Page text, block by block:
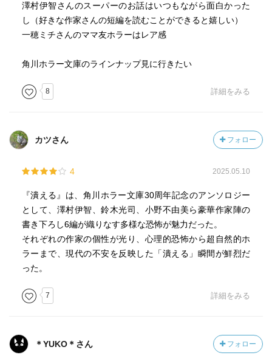
澤村伊智さんのスーパーのお話はいつもながら面白かった
し（好きな作家さんの短編を読むことができると嬉しい）
一穂ミチさんのママ友ホラーはレア感
角川ホラー文庫のラインナップ見に行きたい
8 詳細をみる
カツさん フォロー
4 2025.05.10
『潰える』は、角川ホラー文庫30周年記念のアンソロジー
として、澤村伊智、鈴木光司、小野不由美ら豪華作家陣の
書き下ろし6編が織りなす多様な恐怖が魅力だった。
それぞれの作家の個性が光り、心理的恐怖から超自然的ホ
ラーまで、現代の不安を反映した「潰える」瞬間が鮮烈だ
った。
7 詳細をみる
＊YUKO＊さん フォロー